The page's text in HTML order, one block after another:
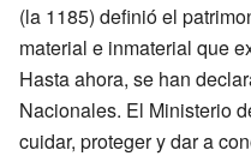
(la 1185) definió el
material e inmaterial que
Hasta ahora, se han
Nacionales. El Ministerio
cuidar, proteger y dar a